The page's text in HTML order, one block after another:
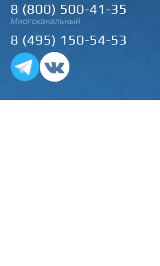
8 (800) 500-41-35
Многоканальный
8 (495) 150-54-53